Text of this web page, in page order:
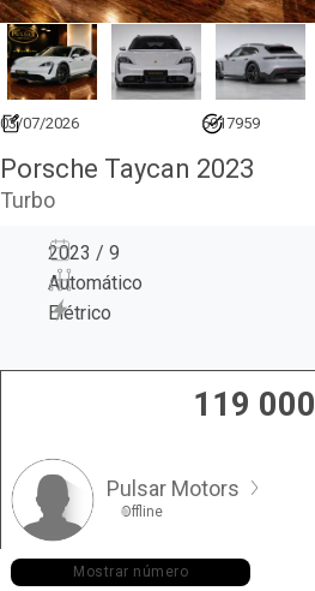
03/07/2026 6917959
Porsche Taycan 2023
Turbo
2023 / 9
Automático
Elétrico
119 000
Pulsar Motors
Offline
+351 926 ••• •94
Mostrar número